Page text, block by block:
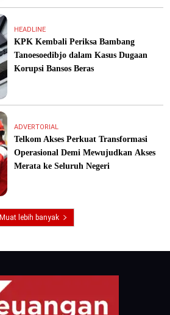
HEADLINE
KPK Kembali Periksa Bambang
Tanoesoedibjo dalam Kasus Dugaan
Korupsi Bansos Beras
ADVERTORIAL
Telkom Akses Perkuat Transformasi
Operasional Demi Mewujudkan Akses
Merata ke Seluruh Negeri
Muat lebih banyak